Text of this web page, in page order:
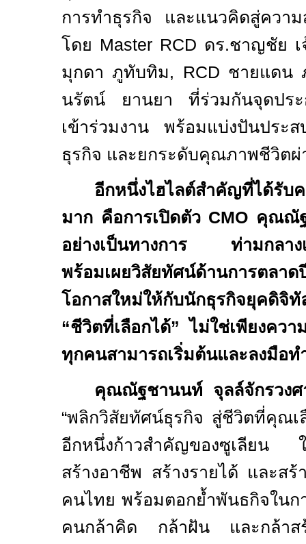
การทำธุรกิจ และแนวคิดสู่ความ
โดย Master RCD ดร.ชาญชัย
มุกดา ภูทับทิม, RCD ชายแดน
นรัตน์ ยานยา ที่ร่วมกันจุดประ
เข้าร่วมงาน พร้อมแบ่งปันประส
ธุรกิจ และยกระดับคุณภาพชีวิตผ่
อีกหนึ่งไฮไลต์สำคัญที่ได้รับ
มาก คือการเปิดตัว CMO คุณณัฐ
อย่างเป็นทางการ ท่ามกลางเ
พร้อมเผยวิสัยทัศน์ด้านการต
โอกาสใหม่ให้กับนักธุรกิจยุคดิ
“ชีวิตที่เลือกได้” ไม่ใช่เพียงคว
ทุกคนสามารถเริ่มต้นและลงมือท
คุณณัฐชานนท์ จุลล์จักรวง
“พลิกวิสัยทัศน์ธุรกิจ สู่ชีวิตที่คุณ
อีกหนึ่งก้าวสำคัญของซูเลียน ใ
สร้างอาชีพ สร้างรายได้ และส
คนไทย พร้อมตอกย้ำพันธกิจในก
คนกล้าคิด กล้าฝัน และกล้าสร้